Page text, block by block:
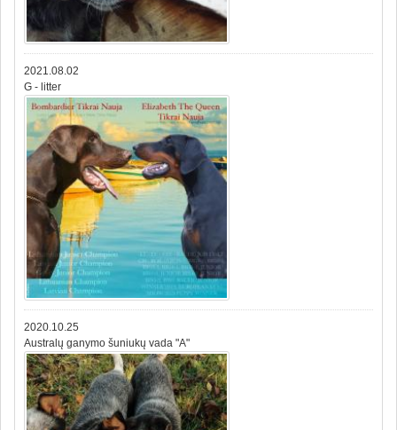
2021.08.02
G - litter
2020.10.25
Australų ganymo šuniukų vada "A"